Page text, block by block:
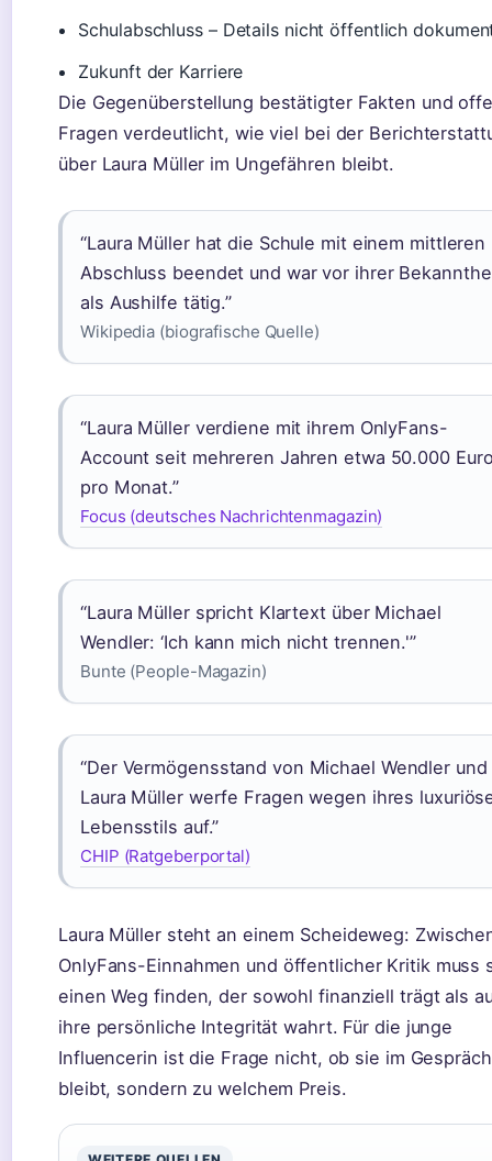
Schulabschluss – Details nicht öffentlich
Zukunft der Karriere
Die Gegenüberstellung bestätigter Fakten und
Fragen verdeutlicht, wie viel bei der
über Laura Müller im Ungefähren bleibt.
“Laura Müller hat die Schule mit einem mittleren
Abschluss beendet und war vor ihrer
als Aushilfe tätig.”
Wikipedia (biografische Quelle)
“Laura Müller verdiene mit ihrem OnlyFans-
Account seit mehreren Jahren etwa 50.000
pro Monat.”
Focus (deutsches Nachrichtenmagazin)
“Laura Müller spricht Klartext über Michael
Wendler: ‘Ich kann mich nicht trennen.'”
Bunte (People-Magazin)
“Der Vermögensstand von Michael Wendler und
Laura Müller werfe Fragen wegen ihres
Lebensstils auf.”
CHIP (Ratgeberportal)
Laura Müller steht an einem Scheideweg:
OnlyFans-Einnahmen und öffentlicher Kritik muss
einen Weg finden, der sowohl finanziell trägt als
ihre persönliche Integrität wahrt. Für die junge
Influencerin ist die Frage nicht, ob sie im Gespräch
bleibt, sondern zu welchem Preis.